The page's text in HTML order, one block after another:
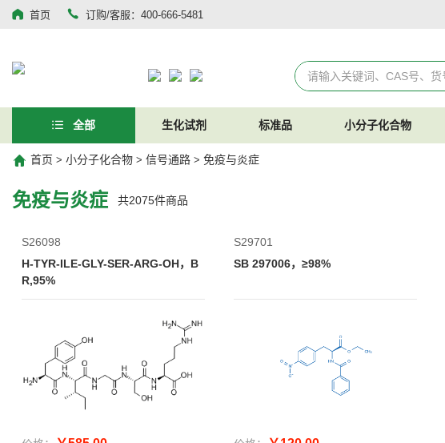
首页 订购/客服：400-666-5481
全部 生化试剂 标准品 小分子化合物
首页 > 小分子化合物 > 信号通路 > 免疫与炎症
免疫与炎症 共2075件商品
S26098
H-TYR-ILE-GLY-SER-ARG-OH，B
R,95%
S29701
SB 297006，≥98%